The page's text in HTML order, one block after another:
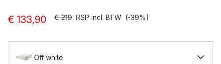
€ 133,90 € 219 RSP incl. BTW (-39%)
Off white